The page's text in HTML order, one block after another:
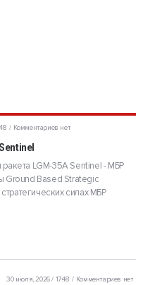
Комментариев нет
LGM-35A Sentinel - МБР
Ground Based Strategic
силах МБР
30 июля, 2026 / 17:48 Комментариев нет